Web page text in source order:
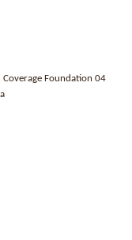
Coverage Foundation 04